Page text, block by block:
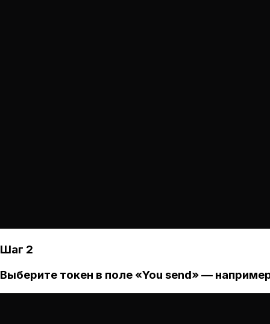
Шаг 2
Выберите токен в поле «You send» —